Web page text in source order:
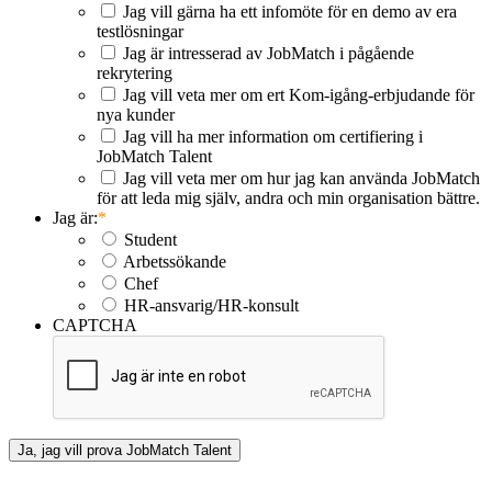
Jag vill gärna ha ett infomöte för en demo av era
testlösningar
Jag är intresserad av JobMatch i pågående
rekrytering
Jag vill veta mer om ert Kom-igång-erbjudande för
nya kunder
Jag vill ha mer information om certifiering i
JobMatch Talent
Jag vill veta mer om hur jag kan använda JobMatch
för att leda mig själv, andra och min organisation bättre.
Jag är:*
Student
Arbetssökande
Chef
HR-ansvarig/HR-konsult
CAPTCHA
Ja, jag vill prova JobMatch Talent